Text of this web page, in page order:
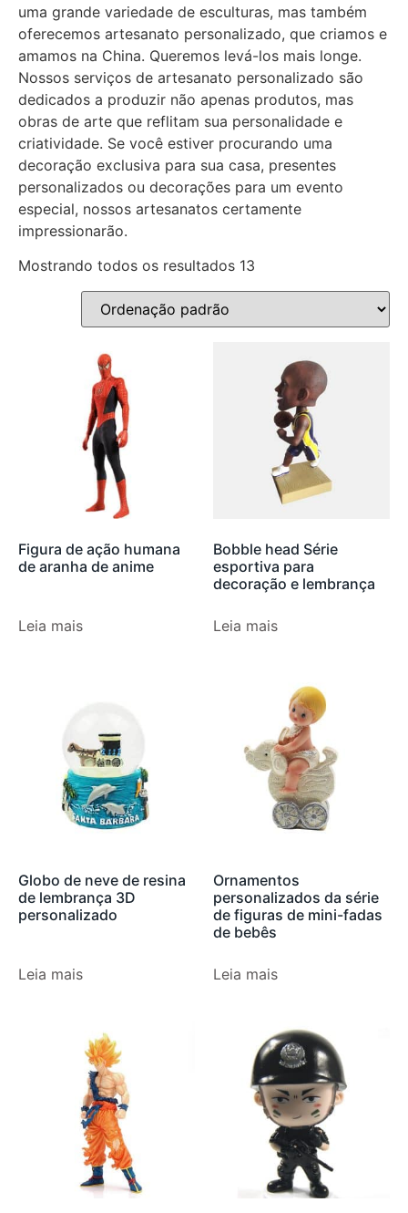
uma grande variedade de esculturas, mas também
oferecemos artesanato personalizado, que criamos e
amamos na China. Queremos levá-los mais longe.
Nossos serviços de artesanato personalizado são
dedicados a produzir não apenas produtos, mas
obras de arte que reflitam sua personalidade e
criatividade. Se você estiver procurando uma
decoração exclusiva para sua casa, presentes
personalizados ou decorações para um evento
especial, nossos artesanatos certamente
impressionarão.
Mostrando todos os resultados 13
Figura de ação humana
de aranha de anime
Leia mais
Bobble head Série
esportiva para
decoração e lembrança
Leia mais
Globo de neve de resina
de lembrança 3D
personalizado
Leia mais
Ornamentos
personalizados da série
de figuras de mini-fadas
de bebês
Leia mais